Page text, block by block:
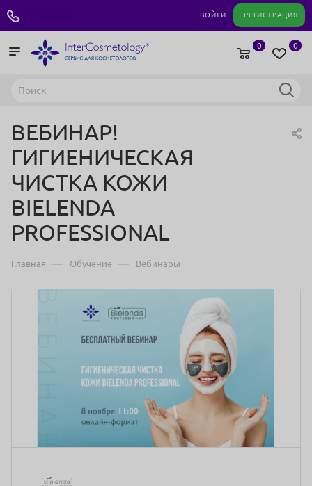
ВОЙТИ РЕГИСТРАЦИЯ
0
0
ВЕБИНАР!
ГИГИЕНИЧЕСКАЯ
ЧИСТКА КОЖИ
BIELENDA
PROFESSIONAL
Главная — Обучение — Вебинары